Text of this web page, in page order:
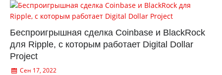
Беспроигрышная сделка Coinbase и BlackRock
для Ripple, с которым работает Digital Dollar
Project
Сен 17, 2022